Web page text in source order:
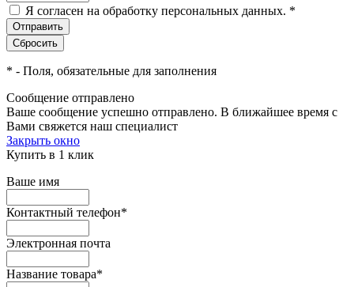
Я согласен на обработку персональных данных. *
* - Поля, обязательные для заполнения
Сообщение отправлено
Ваше сообщение успешно отправлено. В ближайшее время с
Вами свяжется наш специалист
Закрыть окно
Купить в 1 клик
Ваше имя
Контактный телефон*
Электронная почта
Название товара*